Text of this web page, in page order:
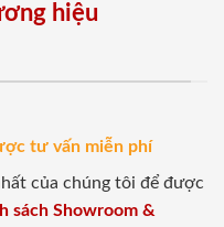
hiệu
tư vấn miễn phí
của chúng tôi để được
sách Showroom &